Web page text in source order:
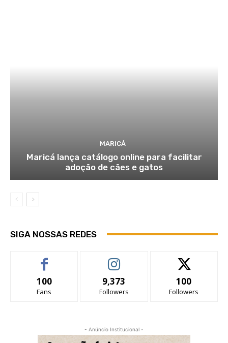
MARICÁ
Maricá lança catálogo online para facilitar
adoção de cães e gatos
SIGA NOSSAS REDES
100
Fans
9,373
Followers
100
Followers
- Anúncio Institucional -